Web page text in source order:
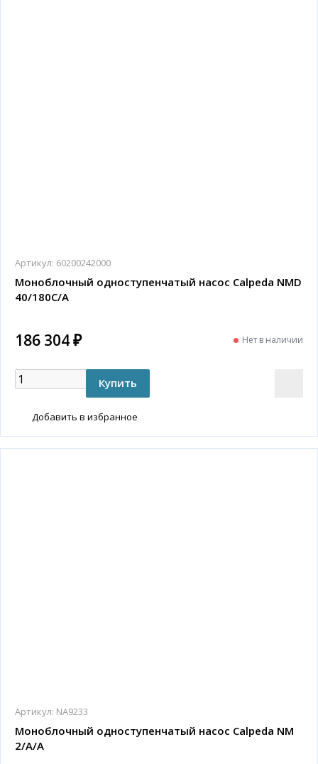
Артикул: 60200242000
Моноблочный одноступенчатый насос Calpeda NMD
40/180C/A
186 304 ₽ Нет в наличии
Добавить в избранное
Артикул: NA9233
Моноблочный одноступенчатый насос Calpeda NM
2/A/A